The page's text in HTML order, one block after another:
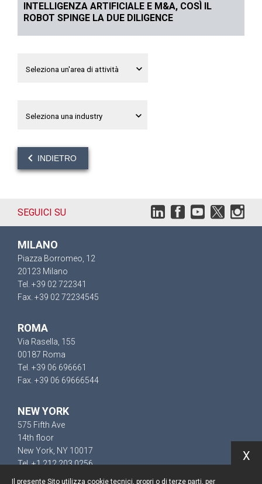
INTELLIGENZA ARTIFICIALE E M&A, COSÌ IL
ROBOT SPINGE LA DUE DILIGENCE
INDIETRO
SEGUICI SU
MILANO
Piazza Borromeo, 12
20123 Milano
Tel. +39 02 722341
Fax. +39 02 72234545
ROMA
Via Rasella, 155
00187 Roma
Tel. +39 06 696661
Fax. +39 06 69666544
NEW YORK
575 Fifth Ave
14th floor
New York, NY 10017
Tel. +1 212 203 0256
Il presente Sito utilizza cookie tecnici, propri o di terze parti, per
X